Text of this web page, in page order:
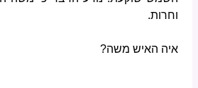
וחרות.
איה האיש משה?